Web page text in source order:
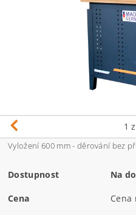
1
Vyložení 600 mm - děrování bez
Dostupnost Na
Cena